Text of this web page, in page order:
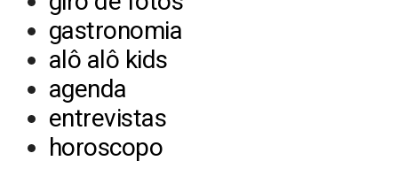
gastronomia
alô alô kids
agenda
entrevistas
horoscopo